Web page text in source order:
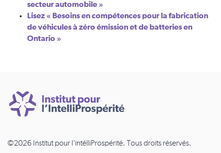
secteur automobile »
Lisez « Besoins en compétences pour la fabrication
de véhicules à zéro émission et de batteries en
Ontario »
©2026 Institut pour l'intélliProspérité. Tous droits réservés.